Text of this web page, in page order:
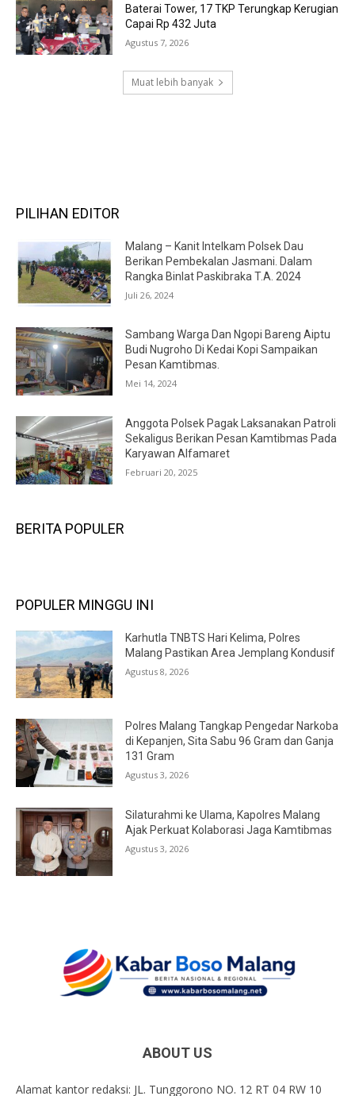
Baterai Tower, 17 TKP Terungkap Kerugian
Capai Rp 432 Juta
Agustus 7, 2026
Muat lebih banyak
PILIHAN EDITOR
Malang – Kanit Intelkam Polsek Dau
Berikan Pembekalan Jasmani. Dalam
Rangka Binlat Paskibraka T.A. 2024
Juli 26, 2024
Sambang Warga Dan Ngopi Bareng Aiptu
Budi Nugroho Di Kedai Kopi Sampaikan
Pesan Kamtibmas.
Mei 14, 2024
Anggota Polsek Pagak Laksanakan Patroli
Sekaligus Berikan Pesan Kamtibmas Pada
Karyawan Alfamaret
Februari 20, 2025
BERITA POPULER
POPULER MINGGU INI
Karhutla TNBTS Hari Kelima, Polres
Malang Pastikan Area Jemplang Kondusif
Agustus 8, 2026
Polres Malang Tangkap Pengedar Narkoba
di Kepanjen, Sita Sabu 96 Gram dan Ganja
131 Gram
Agustus 3, 2026
Silaturahmi ke Ulama, Kapolres Malang
Ajak Perkuat Kolaborasi Jaga Kamtibmas
Agustus 3, 2026
ABOUT US
Alamat kantor redaksi: JL. Tunggorono NO. 12 RT 04 RW 10